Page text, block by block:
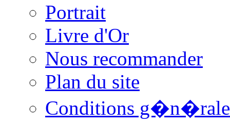
Portrait
Livre d'Or
Nous recommander
Plan du site
Conditions